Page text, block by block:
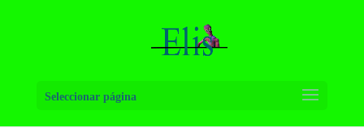
Seleccionar página